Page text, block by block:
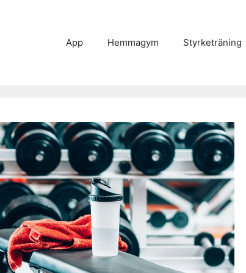
App Hemmagym Styrketräning